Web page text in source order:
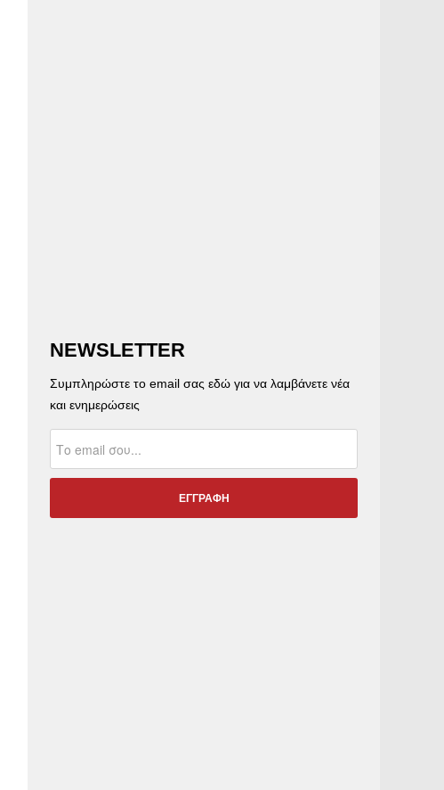
NEWSLETTER
Συμπληρώστε το email σας εδώ για να λαμβάνετε νέα
και ενημερώσεις